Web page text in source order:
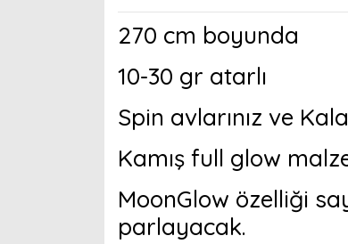
270 cm boyunda
10-30 gr atarlı
Spin avlarınız ve
Kamış full glow
MoonGlow özelliği
parlayacak.